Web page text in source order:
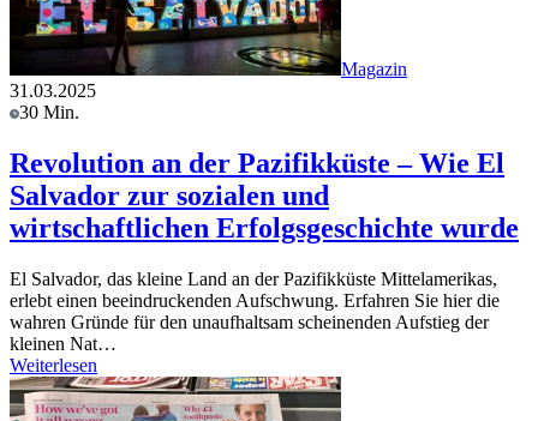
Magazin
31.03.2025
30 Min.
Revolution an der Pazifikküste – Wie El
Salvador zur sozialen und
wirtschaftlichen Erfolgsgeschichte wurde
El Salvador, das kleine Land an der Pazifikküste Mittelamerikas,
erlebt einen beeindruckenden Aufschwung. Erfahren Sie hier die
wahren Gründe für den unaufhaltsam scheinenden Aufstieg der
kleinen Nat…
Weiterlesen